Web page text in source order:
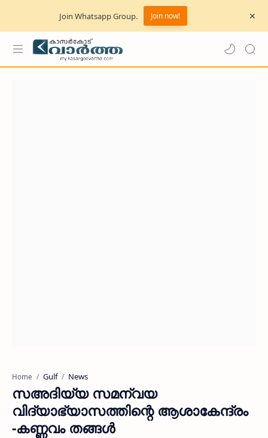
Join Whatsapp Group. Join now!
Home Gulf News
സഅദിയ്യ സമന്വയ
വിദ്യാഭ്യാസത്തിന്റെ ആശാകേന്ദ്രം
-കണ്ണവം തങ്ങള്‍